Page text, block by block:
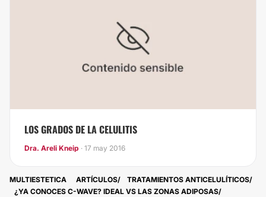
LOS GRADOS DE LA CELULITIS
Dra. Areli Kneip · 17 may 2016
MULTIESTETICA ARTÍCULOS
TRATAMIENTOS ANTICELULÍTICOS
¿YA CONOCES C-WAVE? IDEAL VS LAS ZONAS ADIPOSAS